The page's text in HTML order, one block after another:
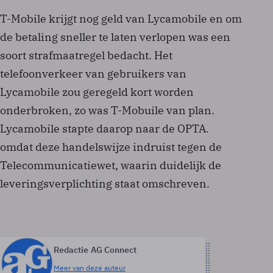
T-Mobile krijgt nog geld van Lycamobile en om
de betaling sneller te laten verlopen was een
soort strafmaatregel bedacht. Het
telefoonverkeer van gebruikers van
Lycamobile zou geregeld kort worden
onderbroken, zo was T-Mobuile van plan.
Lycamobile stapte daarop naar de OPTA.
omdat deze handelswijze indruist tegen de
Telecommunicatiewet, waarin duidelijk de
leveringsverplichting staat omschreven.
Redactie AG Connect
Meer van deze auteur